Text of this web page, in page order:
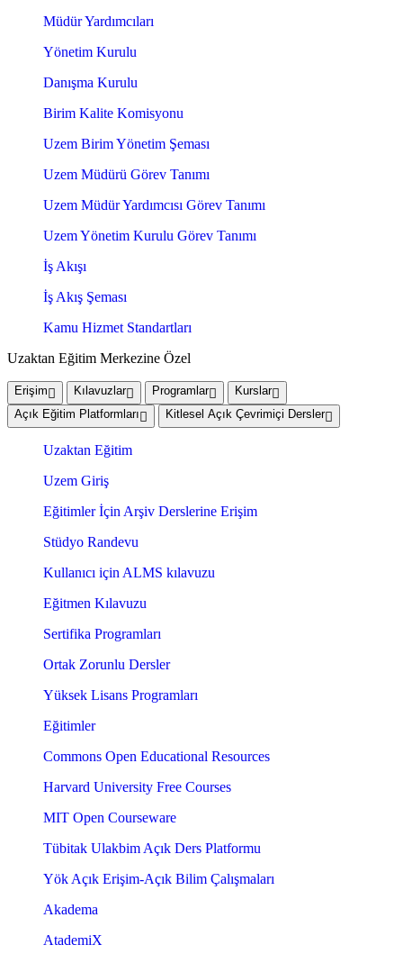
Müdür Yardımcıları
Yönetim Kurulu
Danışma Kurulu
Birim Kalite Komisyonu
Uzem Birim Yönetim Şeması
Uzem Müdürü Görev Tanımı
Uzem Müdür Yardımcısı Görev Tanımı
Uzem Yönetim Kurulu Görev Tanımı
İş Akışı
İş Akış Şeması
Kamu Hizmet Standartları
Uzaktan Eğitim Merkezine Özel
Erişim Kılavuzlar Programlar
Kurslar
Açık Eğitim Platformları
Kitlesel Açık Çevrimiçi Dersler
Uzaktan Eğitim
Uzem Giriş
Eğitimler İçin Arşiv Derslerine Erişim
Stüdyo Randevu
Kullanıcı için ALMS kılavuzu
Eğitmen Kılavuzu
Sertifika Programları
Ortak Zorunlu Dersler
Yüksek Lisans Programları
Eğitimler
Commons Open Educational Resources
Harvard University Free Courses
MIT Open Courseware
Tübitak Ulakbim Açık Ders Platformu
Yök Açık Erişim-Açık Bilim Çalışmaları
Akadema
AtademiX